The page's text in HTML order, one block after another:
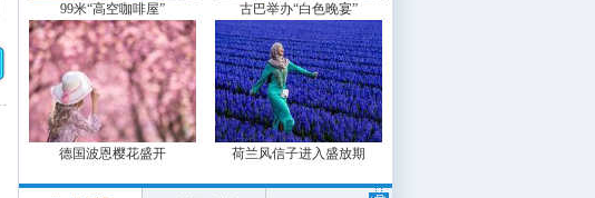
99米“高空咖啡屋” 古巴举办“白色晚宴”
德国波恩樱花盛开 荷兰风信子进入盛放期